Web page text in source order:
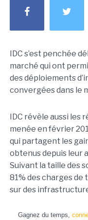
IDC s’est penchée
marché qui ont
des déploiements
convergées dans le
IDC révèle aussi les
menée en février
qui partagent les
obtenus depuis leur
Suivant la taille des
81% des charges
sur des
Gagnez du temps,